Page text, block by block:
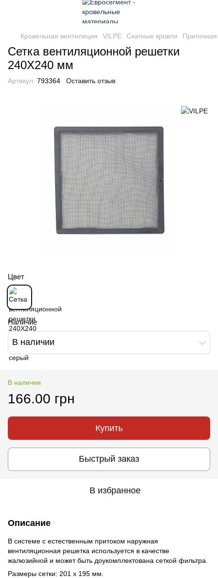
Кровельная вентиляция VILPE Скатные кровли
Сетка вентиляционной решетки
240Х240 мм
Артикул: 793364 Оставить отзыв
Цвет
Наличие
В наличии
В наличии
166.00 грн
Купить
Быстрый заказ
В избранное
Описание
В системе с естественным притоком наружная
вентиляционная решетка используется в качестве
жалюзийной и может быть доукомплектована сеткой фильтра.
Размеры сетки: 201 х 195 мм.